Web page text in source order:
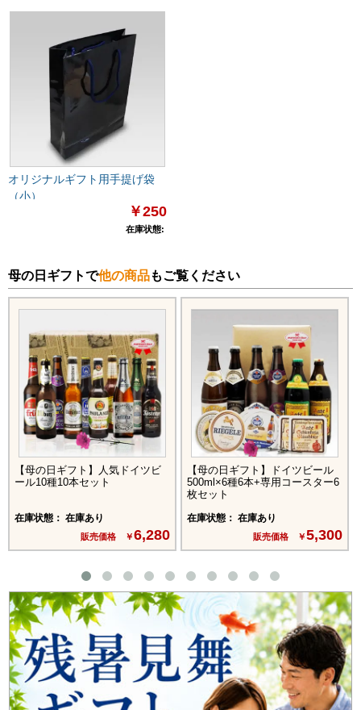
オリジナルギフト用手提げ袋
（小）
￥250
在庫状態:
母の日ギフトで他の商品もご覧ください
【母の日ギフト】人気ドイツビ
ール10種10本セット
在庫状態： 在庫あり
販売価格 ￥6,280
【母の日ギフト】ドイツビール
500ml×6種6本+専用コースター6
枚セット
在庫状態： 在庫あり
販売価格 ￥5,300